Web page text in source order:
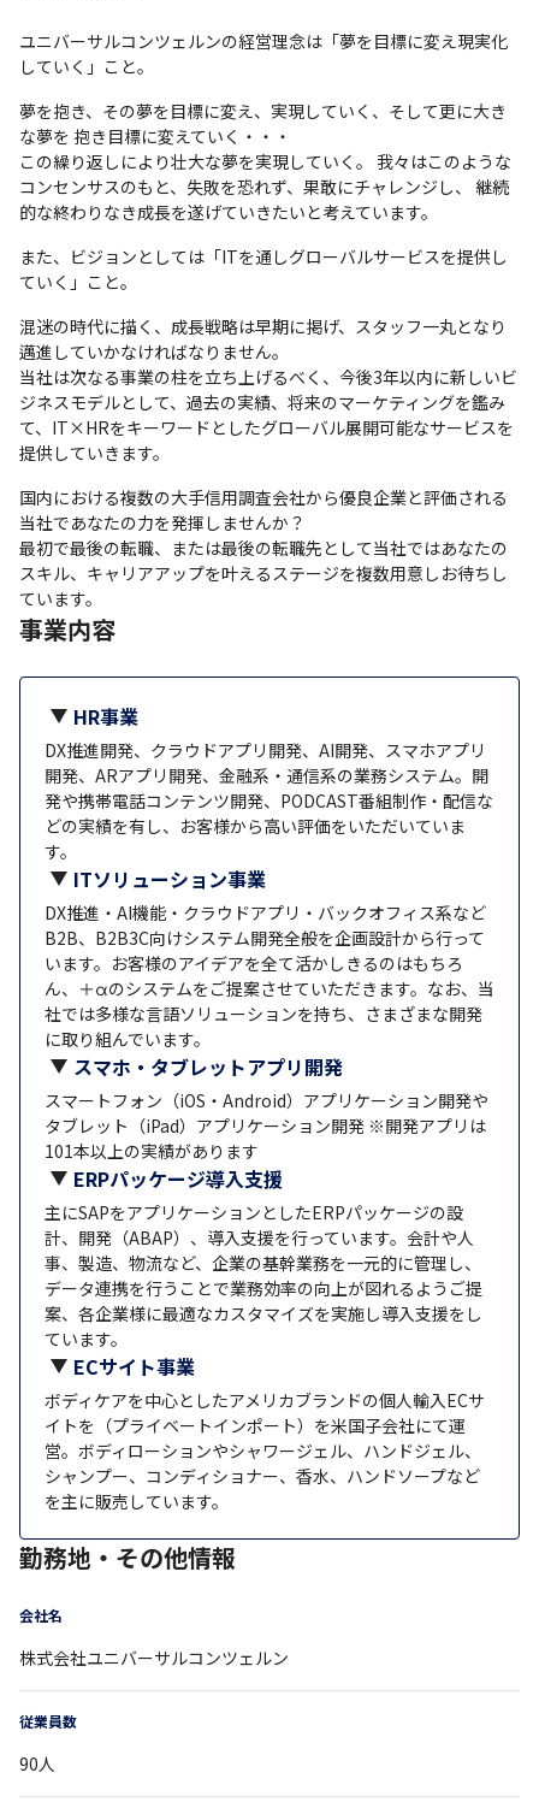
ユニバーサルコンツェルンの経営理念は「夢を目標に変え現実化
していく」こと。
夢を抱き、その夢を目標に変え、実現していく、そして更に大き
な夢を 抱き目標に変えていく・・・
この繰り返しにより壮大な夢を実現していく。 我々はこのような
コンセンサスのもと、失敗を恐れず、果敢にチャレンジし、 継続
的な終わりなき成長を遂げていきたいと考えています。
また、ビジョンとしては「ITを通しグローバルサービスを提供し
ていく」こと。
混迷の時代に描く、成長戦略は早期に掲げ、スタッフ一丸となり
邁進していかなければなりません。
当社は次なる事業の柱を立ち上げるべく、今後3年以内に新しいビ
ジネスモデルとして、過去の実績、将来のマーケティングを鑑み
て、IT×HRをキーワードとしたグローバル展開可能なサービスを
提供していきます。
国内における複数の大手信用調査会社から優良企業と評価される
当社であなたの力を発揮しませんか？
最初で最後の転職、または最後の転職先として当社ではあなたの
スキル、キャリアアップを叶えるステージを複数用意しお待ちし
ています。
事業内容
HR事業
DX推進開発、クラウドアプリ開発、AI開発、スマホアプリ
開発、ARアプリ開発、金融系・通信系の業務システム。開
発や携帯電話コンテンツ開発、PODCAST番組制作・配信な
どの実績を有し、お客様から高い評価をいただいていま
す。
ITソリューション事業
DX推進・AI機能・クラウドアプリ・バックオフィス系など
B2B、B2B3C向けシステム開発全般を企画設計から行って
います。お客様のアイデアを全て活かしきるのはもちろ
ん、＋αのシステムをご提案させていただきます。なお、当
社では多様な言語ソリューションを持ち、さまざまな開発
に取り組んでいます。
スマホ・タブレットアプリ開発
スマートフォン（iOS・Android）アプリケーション開発や
タブレット（iPad）アプリケーション開発 ※開発アプリは
101本以上の実績があります
ERPパッケージ導入支援
主にSAPをアプリケーションとしたERPパッケージの設
計、開発（ABAP）、導入支援を行っています。会計や人
事、製造、物流など、企業の基幹業務を一元的に管理し、
データ連携を行うことで業務効率の向上が図れるようご提
案、各企業様に最適なカスタマイズを実施し導入支援をし
ています。
ECサイト事業
ボディケアを中心としたアメリカブランドの個人輸入ECサ
イトを（プライベートインポート）を米国子会社にて運
営。ボディローションやシャワージェル、ハンドジェル、
シャンプー、コンディショナー、香水、ハンドソープなど
を主に販売しています。
勤務地・その他情報
会社名
株式会社ユニバーサルコンツェルン
従業員数
90人